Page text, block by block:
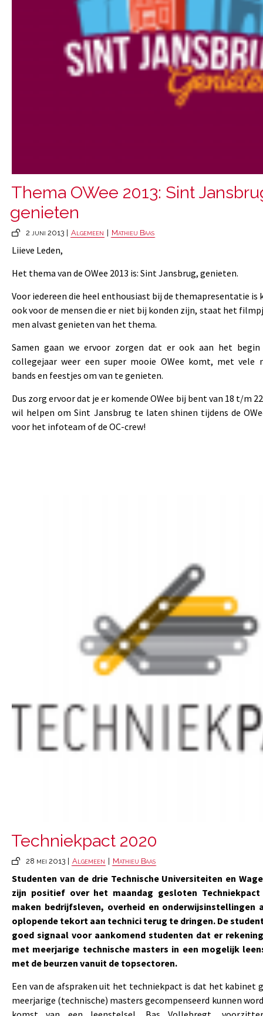
Thema OWee 2013: Sint
genieten
2 juni 2013 | Algemeen Mathieu Baas
Liieve Leden,
Het thema van de OWee 2013 is: Sint Jansbrug, genieten.
Voor iedereen die heel enthousiast bij de themapresentatie is
ook voor de mensen die er niet bij konden zijn, staat het
men alvast genieten van het thema.
Samen gaan we ervoor zorgen dat er ook aan het
collegejaar weer een super mooie OWee komt, met vele
bands en feestjes om van te genieten.
Dus zorg ervoor dat je er komende OWee bij bent van 18 t/m
wil helpen om Sint Jansbrug te laten shinen tijdens de
voor het infoteam of de OC-crew!
Techniekpact 2020
28 mei 2013 | Algemeen Mathieu Baas
Studenten van de drie Technische Universiteiten en
zijn positief over het maandag gesloten
maken bedrijfsleven, overheid en onderwijsinstellingen
oplopende tekort aan technici terug te dringen. De
goed signaal voor aankomend studenten dat er
met meerjarige technische masters in een mogelijk
met de beurzen vanuit de topsectoren.
Een van de afspraken uit het techniekpact is dat het kabinet
meerjarige (technische) masters gecompenseerd kunnen